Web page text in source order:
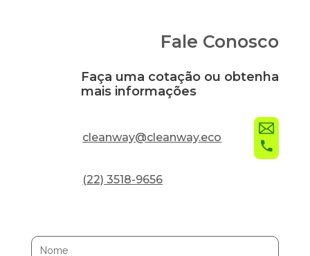
Fale Conosco
Faça uma cotação ou obtenha
mais informações
cleanway@cleanway.eco
(22) 3518-9656